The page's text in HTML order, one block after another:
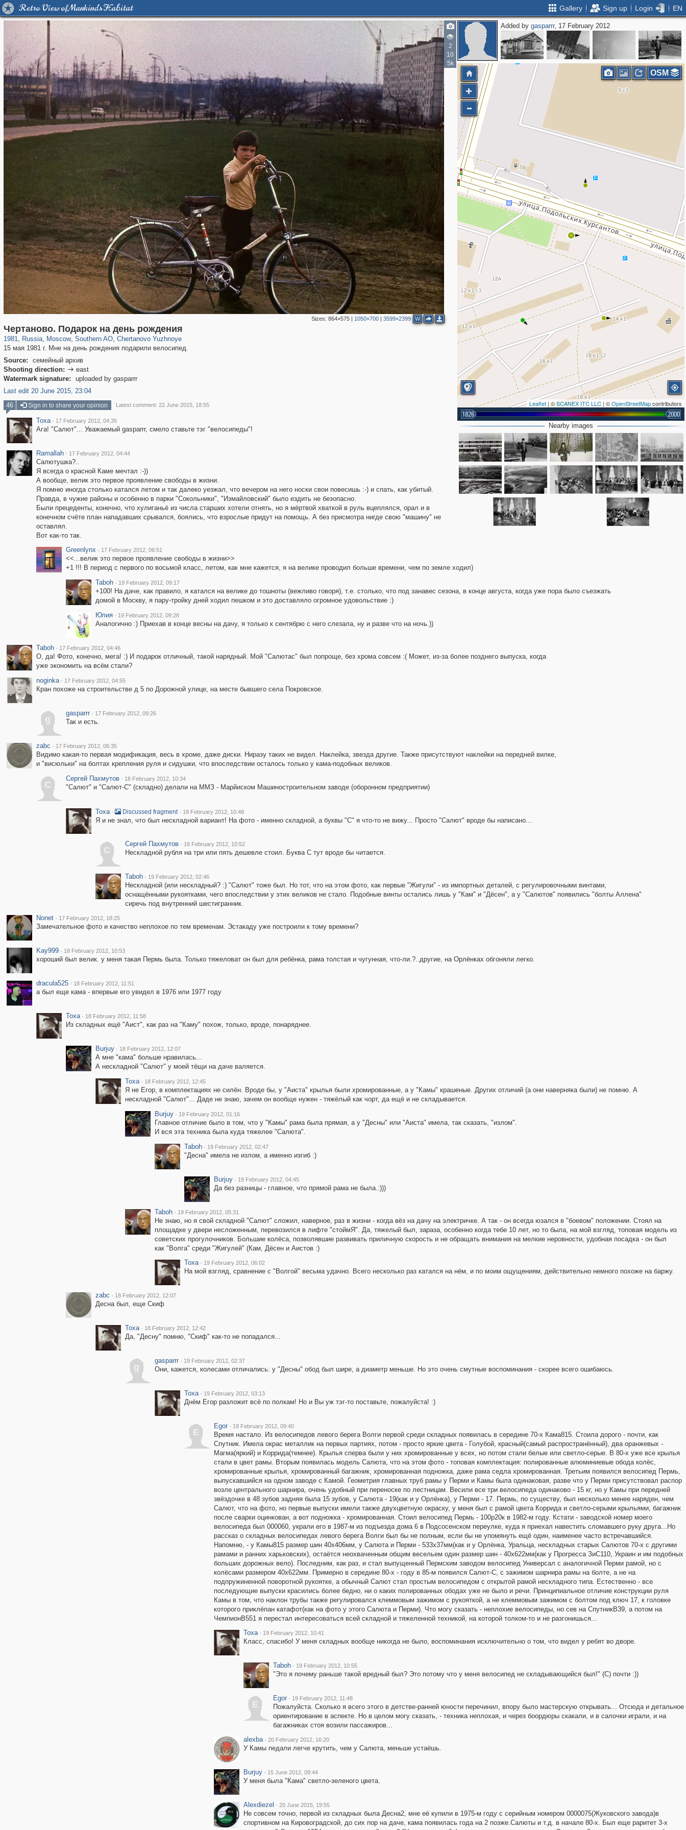
Retro View of Mankind's Habitat Gallery Sign up Login EN
2
10
5k
Sizes: 864×575| 1050×700| 3599×2399 W
Чертаново. Подарок на день рождения
1981, Russia
1,406,255 29,243
, Moscow
319,780 8,286
, Southern AO
21,637 390
, Chertanovo Yuzhnoye
486 4
15 мая 1981 г. Мне на день рождения подарили велосипед.
Source:
семейный архив
Shooting direction:  east
Watermark signature:
uploaded by gasparrr
Last edit 20 June 2015, 23:04
Added bygasparrr, 17 February 2012
Leaflet | ©SCANEX ITC LLC | ©OpenStreetMapcontributors
1826 2000
OSM
Nearby images
46 Sign in to share your opinion Latest comment: 22 June 2015, 18:55
Toxa · 17 February 2012, 04:35
Ага! "Салют"... Уважаемый gasparrr, смело ставьте тэг "велосипеды"!
Ramallah · 17 February 2012, 04:44
Салютушка?..
Я всегда о красной Каме мечтал :-))
А вообще, велик это первое проявление свободы в жизни.
Я помню иногда столько катался летом и так далеко уезжал, что вечером на него носки свои повесишь :-) и спать, как убитый.
Правда, в чужие районы и особенно в парки "Сокольники", "Измайловский" было ездить не безопасно.
Были прецеденты, конечно, что хулиганьё из числа старших хотели отнять, но я мёртвой хваткой в руль вцеплялся, орал и в
конечном счёте план нападавших срывался, боялись, что взрослые придут на помощь. А без присмотра нигде свою "машину" не
оставлял.
Вот как-то так.
Greenlynx · 17 February 2012, 06:51
<<...велик это первое проявление свободы в жизни>>
+1 !!! В период с первого по восьмой класс, летом, как мне кажется, я на велике проводил больше времени, чем по земле ходил)
Taboh · 19 February 2012, 09:17
+100! На даче, как правило, я катался на велике до тошноты (вежливо говоря), т.е. столько, что под занавес сезона, в конце августа, когда уже пора было съезжать
домой в Москву, я пару-тройку дней ходил пешком и это доставляло огромное удовольствие :)
Юлия · 19 February 2012, 09:28
Аналогично :) Приехав в конце весны на дачу, я только к сентябрю с него слезала, ну и разве что на ночь.))
Taboh · 17 February 2012, 04:46
О, да! Фото, конечно, мега! :) И подарок отличный, такой нарядный. Мой "Салютас" был попроще, без хрома совсем :( Может, из-за более позднего выпуска, когда
уже экономить на всём стали?
noginka · 17 February 2012, 04:55
Кран похоже на строительстве д 5 по Дорожной улице, на месте бывшего села Покровское.
g
gasparrr · 17 February 2012, 09:26
Так и есть.
zabc · 17 February 2012, 06:35
Видимо какая-то первая модификация, весь в хроме, даже диски. Ниразу таких не видел. Наклейка, звезда другие. Также присутствуют наклейки на передней вилке,
и "висюльки" на болтах крепления руля и сидушки, что впоследствии осталось только у кама-подобных великов.
С
Сергей Пахмутов · 18 February 2012, 10:34
"Салют" и "Салют-С" (складно) делали на ММЗ - Марйиском Машиностроительном заводе (оборонном предприятии)
Toxa · Discussed fragment · 18 February 2012, 10:48
Я и не знал, что был нескладной вариант! На фото - именно складной, а буквы "С" я что-то не вижу... Просто "Салют" вроде бы написано...
С
Сергей Пахмутов · 18 February 2012, 10:52
Нескладной рубля на три или пять дешевле стоил. Буква С тут вроде бы читается.
Taboh · 19 February 2012, 02:46
Нескладной (или нескладный? :) "Салют" тоже был. Но тот, что на этом фото, как первые "Жигули" - из импортных деталей, с регулировочными винтами,
оснащёнными рукоятками, чего впоследствии у этих великов не стало. Подобные винты остались лишь у "Кам" и "Дёсен", а у "Салютов" появились "болты Аллена"
сиречь под внутренний шестигранник.
Nonet · 17 February 2012, 18:25
Замечательное фото и качество неплохое по тем временам. Эстакаду уже построили к тому времени?
Kay999 · 18 February 2012, 10:53
хороший был велик. у меня такая Пермь была. Только тяжеловат он был для ребёнка, рама толстая и чугунная, что-ли.?..другие, на Орлёнках обгоняли легко.
dracula525 · 18 February 2012, 11:51
а был еще кама - впервые его увидел в 1976 или 1977 году
Toxa · 18 February 2012, 11:58
Из складных ещё "Аист", как раз на "Каму" похож, только, вроде, понаряднее.
Burjuy · 18 February 2012, 12:07
А мне "кама" больше нравилась...
А нескладной "Салют" у моей тёщи на даче валяется.
Toxa · 18 February 2012, 12:45
Я не Егор, в комплектациях не силён. Вроде бы, у "Аиста" крылья были хромированные, а у "Камы" крашеные. Других отличий (а они наверняка были) не помню. А
нескладной "Салют"... Даде не знаю, зачем он вообще нужен - тяжёлый как чорт, да ещё и не складывается.
Burjuy · 19 February 2012, 01:16
Главное отличие было в том, что у "Камы" рама была прямая, а у "Десны" или "Аиста" имела, так сказать, "излом".
И вся эта техника была куда тяжелее "Салюта".
Taboh · 19 February 2012, 02:47
"Десна" имела не излом, а именно изгиб :)
Burjuy · 19 February 2012, 04:45
Да без разницы - главное, что прямой рама не была.:)))
Taboh · 19 February 2012, 05:31
Не знаю, но я свой складной "Салют" сложил, наверное, раз в жизни - когда вёз на дачу на электричке. А так - он всегда юзался в "боевом" положении. Стоял на
площадке у двери несложенным, перевозился в лифте "стоймЯ". Да, тяжелый был, зараза, особенно когда тебе 10 лет, но то была, на мой взгляд, топовая модель из
советских прогулочников. Большие колёса, позволявшие развивать приличную скорость и не обращать внимания на мелкие неровности, удобная посадка - он был
как "Волга" среди "Жигулей" (Кам, Дёсен и Аистов :)
Toxa · 19 February 2012, 06:02
На мой взгляд, сравнение с "Волгой" весьма удачно. Всего несколько раз катался на нём, и по моим ощущениям, действительно немного похоже на баржу.
zabc · 18 February 2012, 12:07
Десна был, еще Скиф
Toxa · 18 February 2012, 12:42
Да, "Десну" помню, "Скиф" как-то не попадался...
g
gasparrr · 19 February 2012, 02:37
Они, кажется, колесами отличались: у "Десны" обод был шире, а диаметр меньше. Но это очень смутные воспоминания - скорее всего ошибаюсь.
Toxa · 19 February 2012, 03:13
Днём Егор разложит всё по полкам! Но и Вы уж тэг-то поставьте, пожалуйста! :)
E
Egor · 19 February 2012, 09:40
Время настало. Из велосипедов левого берега Волги первой среди складных появилась в середине 70-х Кама815. Стоила дорого - почти, как
Спутник. Имела окрас металлик на первых партиях, потом - просто яркие цвета - Голубой, красный(самый распространённый), два оранжевых -
Магма(яркий) и Коррида(темнее). Крылья сперва были у них хромированные у всех, но потом стали белые или светло-серые. В 80-х уже все крылья
стали в цвет рамы. Вторым появилась модель Салюта, что на этом фото - топовая комплектация: полированные алюминиевые обода колёс,
хромированные крылья, хромированный багажник, хромированная подножка, даже рама седла хромированная. Третьим появился велосипед Пермь,
выпускавшийся на одном заводе с Камой. Геометрия главных труб рамы у Перми и Камы была одинаковая, разве что у Перми присутствовал распор
возле центрального шарнира, очень удобный при переноске по лестницам. Весили все три велосипеда одинаково - 15 кг, но у Камы при передней
звёздочке в 48 зубов задняя была 15 зубов, у Салюта - 19(как и у Орлёнка), у Перми - 17. Пермь, по существу, был несколько менее наряден, чем
Салют, что на фото, но первые выпуски имели также двухцветную окраску, у меня был с рамой цвета Коррида и светло-серыми крыльями, багажник
после сварки оцинкован, а вот подножка - хромированная. Стоил велосипед Пермь - 100р20к в 1982-м году. Кстати - заводской номер моего
велосипеда был 000060, украли его в 1987-м из подъезда дома 6 в Подсосенском переулке, куда я приехал навестить сломавшего руку друга...Но
рассказ о складных велосипедах левого берега Волги был бы не полным, если бы не упомянуть ещё один, наименее часто встречавшийся.
Напомню, - у Камы815 размер шин 40х406мм, у Салюта и Перми - 533х37мм(как и у Орлёнка, Уральца, нескладных старых Салютов 70-х с другими
рамами и ранних харьковских), остаётся неохваченным общим весельем один размер шин - 40х622мм(как у Прогресса ЗиС110, Украин и им подобных
больших дорожных вело). Последним, как раз, и стал выпущенный Пермским заводом велосипед Универсал с аналогичной Перми рамой, но с
колёсами размером 40х622мм. Примерно в середине 80-х - году в 85-м появился Салют-С, с зажимом шарнира рамы на болте, а не на
подпружиненной поворотной рукоятке, а обычный Салют стал простым велосипедом с открытой рамой нескладного типа. Естественно - все
последующие выпуски красились более бедно, ни о каких полированных ободах уже не было и речи. Принципиальное отличие конструкции руля
Камы в том, что наклон трубы также регулировался клеммовым зажимом с рукояткой, а не клеммовым зажимом с болтом под ключ 17, к головке
которого приклёпан катафот(как на фото у этого Салюта и Перми). Что могу сказать - неплохие велосипеды, но сев на СпутникВ39, а потом на
ЧемпионВ551 я перестал интересоваться всей складной и тяжеленной техникой, на которой толком-то и не разгонишься...
Toxa · 19 February 2012, 10:41
Класс, спасибо! У меня складных вообще никогда не было, воспоминания исключительно о том, что видел у ребят во дворе.
Taboh · 19 February 2012, 10:55
"Это я почему раньше такой вредный был? Это потому что у меня велосипед не складывающийся был!" (С) почти :))
E
Egor · 19 February 2012, 11:48
Пожалуйста. Сколько я всего этого в детстве-ранней юности перечинил, впору было мастерскую открывать... Отсюда и детальное
ориентирование в аспекте. Но в целом могу сказать, - техника неплохая, и через боордюры скакали, и в салочки играли, и на
багажниках стоя возили пассажиров...
alexba · 20 February 2012, 16:20
У Камы педали легче крутить, чем у Салюта, меньше устаёшь.
Burjuy · 15 June 2012, 09:44
У меня была "Кама" светло-зеленого цвета.
Alexdiezel · 20 June 2015, 19:55
Не совсем точно, первой из складных была Десна2, мне её купили в 1975-м году с серийным номером 0000075(Жуковского завода)в
спортивном на Кировоградской, до сих пор на даче, кама появилась года на 2 позже.Салюты и т.д. в начале 80-х. Был еще раритет 3-х